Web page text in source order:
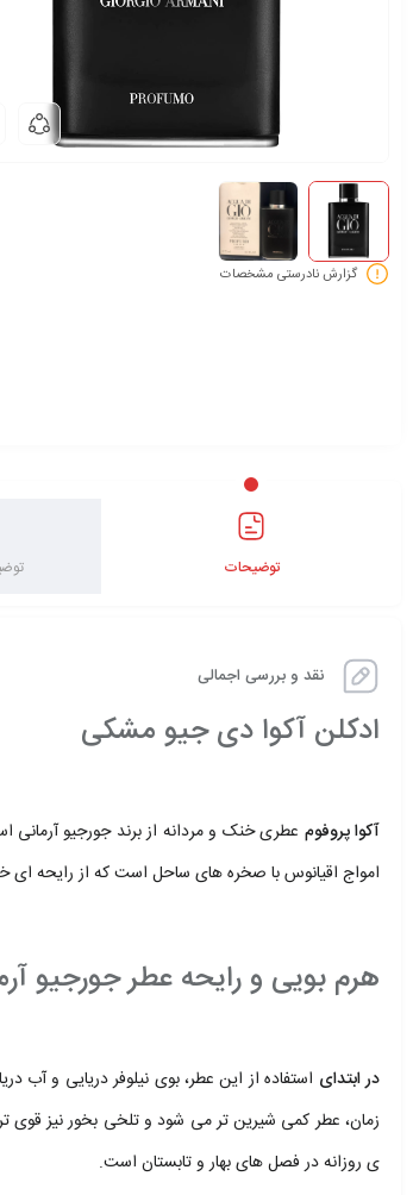
گزارش نادرستی مشخصات
توضیحات
نقد و بررسی اجمالی
ادکلن آکوا دی جیو مشکی
آکوا پروفوم عطری خنک و مردانه از برند جورجیو آرمانی است که در سال 2015 به بازار عطر و ادکلن عرضه شد. این عطر توسط آلبرتو
امواج اقیانوس با صخره های ساحل است که از رایحه ای
هرم بویی و رایحه عطر جورجیو
در ابتدای استفاده از این عطر، بوی نیلوفر دریایی و
زمان، عطر کمی شیرین تر می شود و تلخی بخور نیز
ی روزانه در فصل های بهار و تابستان است.